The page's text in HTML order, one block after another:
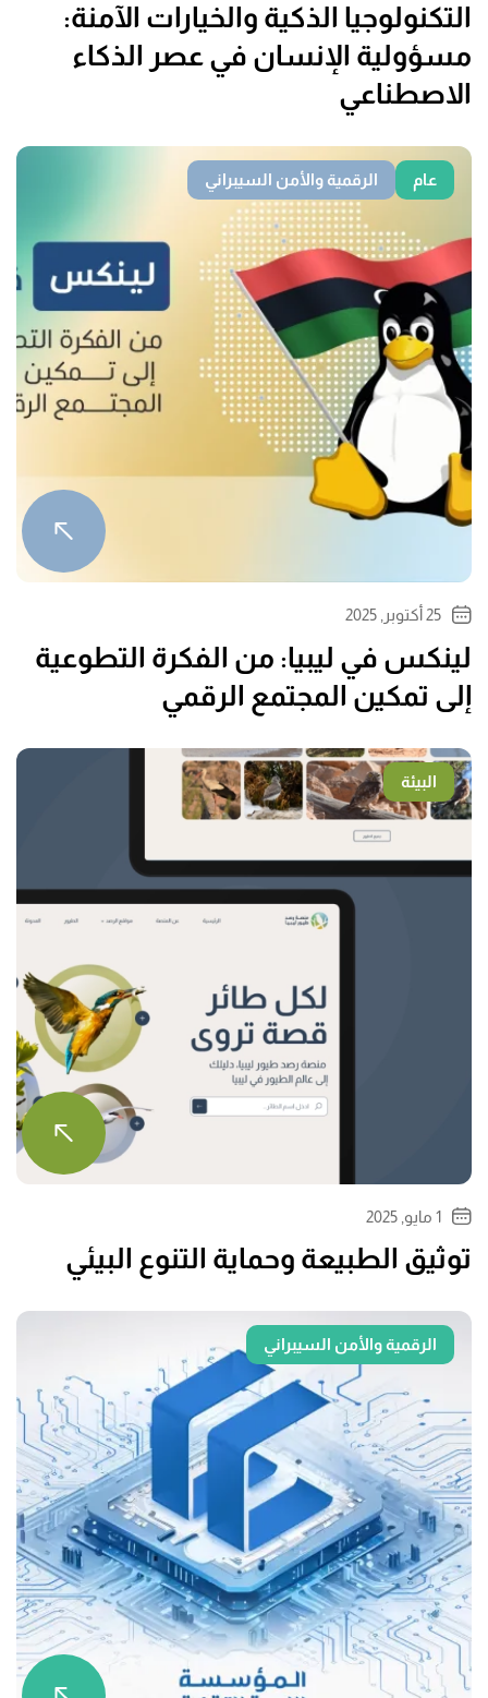
التكنولوجيا الذكية والخيارات الآمنة:
مسؤولية الإنسان في عصر الذكاء
الاصطناعي
عام الرقمية والأمن السيبراني
25 أكتوبر, 2025
لينكس في ليبيا: من الفكرة التطوعية
إلى تمكين المجتمع الرقمي
البيئة
1 مايو, 2025
توثيق الطبيعة وحماية التنوع البيئي
الرقمية والأمن السيبراني